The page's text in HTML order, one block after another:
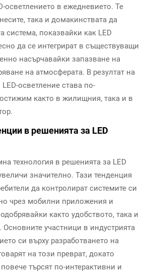
осветлението в ежедневието. Те
така и домакинствата да
система, показвайки как LED
да се интегрират в съществуващи
насърчавайки запазване на
на атмосферата. В резултат на
осветление става по-
както в жилищния, така и в
в решенията за LED
технология в решенията за LED
значително. Тази тенденция
да контролират системите си
чрез мобилни приложения и
както удобството, така и
Основните участници в индустрията
си върху разработването на
на този преврат, докато
търсят по-интерактивни и